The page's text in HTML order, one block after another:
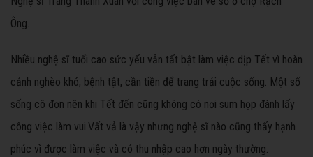
Ông.
Nhiều nghệ sĩ tuổi cao sức yếu vẫn tất bật làm việc dịp Tết vì hoàn
cảnh nghèo khó, bệnh tật, cần tiền để trang trải cuộc sống. Một số
sống cô đơn nên khi Tết đến cũng không có nơi sum họp đành lấy
công việc làm vui.Vất vả là vậy nhưng nghệ sĩ nào cũng thấy hạnh
phúc vì được làm việc và có thu nhập cao hơn ngày thường.